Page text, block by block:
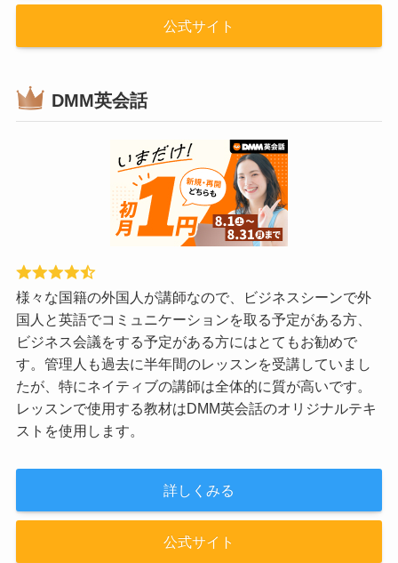
公式サイト
DMM英会話
様々な国籍の外国人が講師なので、ビジネスシーンで外
国人と英語でコミュニケーションを取る予定がある方、
ビジネス会議をする予定がある方にはとてもお勧めで
す。管理人も過去に半年間のレッスンを受講していまし
たが、特にネイティブの講師は全体的に質が高いです。
レッスンで使用する教材はDMM英会話のオリジナルテキ
ストを使用します。
詳しくみる
公式サイト